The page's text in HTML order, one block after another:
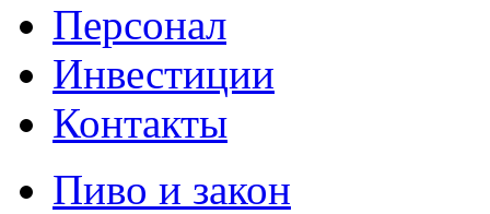
Персонал
Инвестиции
Контакты
Пиво и закон